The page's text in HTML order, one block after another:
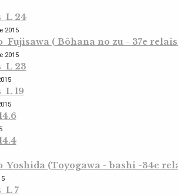
L 24
2015
Fujisawa ( Bôhana no zu - 37e relais
2015
L 23
L 19
Yoshida (Toyogawa - bashi -34e
L 7